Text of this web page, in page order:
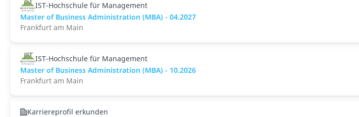
IST-Hochschule für Management
Master of Business Administration (MBA) - 04.2027
Frankfurt am Main
IST-Hochschule für Management
Master of Business Administration (MBA) - 10.2026
Frankfurt am Main
Karriereprofil erkunden